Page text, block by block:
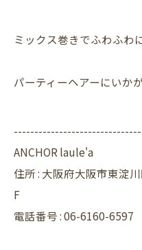
ミックス巻きでふわふわ
パーティーヘアーにい
ANCHOR laule'a
住所 : 大阪府大阪市東淀
F
電話番号 :06-6160-6597